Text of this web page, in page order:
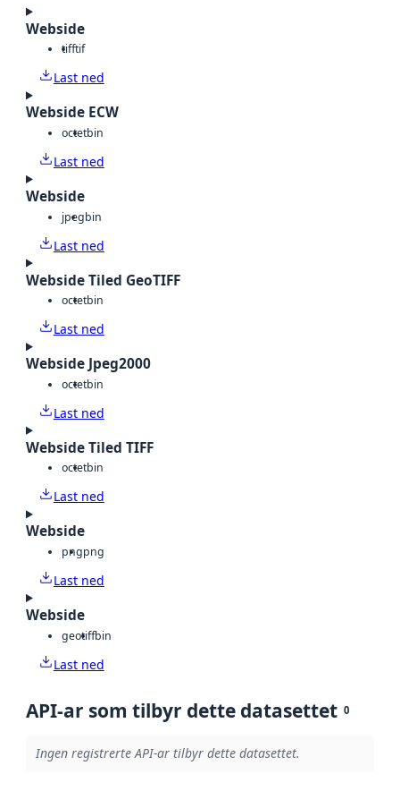
Webside
tifftif
Last ned
Webside ECW
octetbin
Last ned
Webside
jpegbin
Last ned
Webside Tiled GeoTIFF
octetbin
Last ned
Webside Jpeg2000
octetbin
Last ned
Webside Tiled TIFF
octetbin
Last ned
Webside
pngpng
Last ned
Webside
geotiffbin
Last ned
API-ar som tilbyr dette datasettet 0
Ingen registrerte API-ar tilbyr dette datasettet.